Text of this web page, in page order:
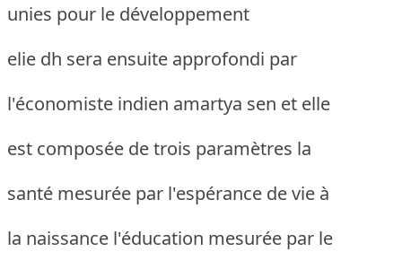
unies pour le développement
elie dh sera ensuite approfondi par
l'économiste indien amartya sen et elle
est composée de trois paramètres la
santé mesurée par l'espérance de vie à
la naissance l'éducation mesurée par le